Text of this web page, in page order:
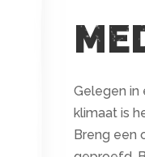
Gelegen in
klimaat is
Breng een